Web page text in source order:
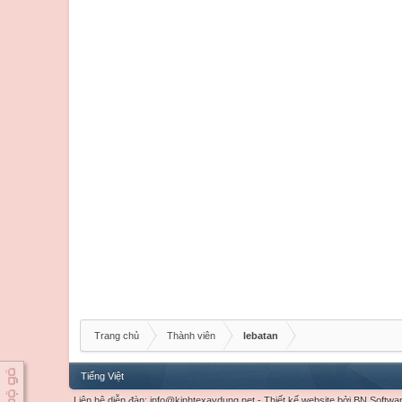
Trang chủ Thành viên lebatan
Tiếng Việt